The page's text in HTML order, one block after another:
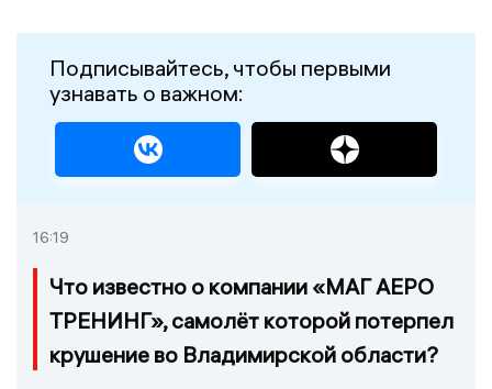
Подписывайтесь, чтобы первыми
узнавать о важном:
16:19
Что известно о компании «МАГ АЕРО
ТРЕНИНГ», самолёт которой потерпел
крушение во Владимирской области?